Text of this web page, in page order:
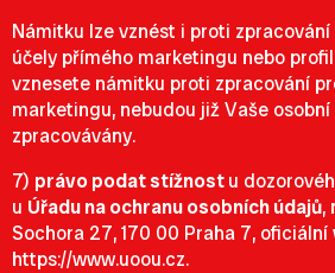
Námitku lze vznést i proti
účely přímého marketingu nebo
vznesete námitku proti zpracování
marketingu, nebudou již Vaše
zpracovávány.
7) právo podat stížnostu
u Úřadu na ochranu osobních údajů,
Sochora 27, 170 00 Praha 7, oficiální
https://www.uoou.cz.